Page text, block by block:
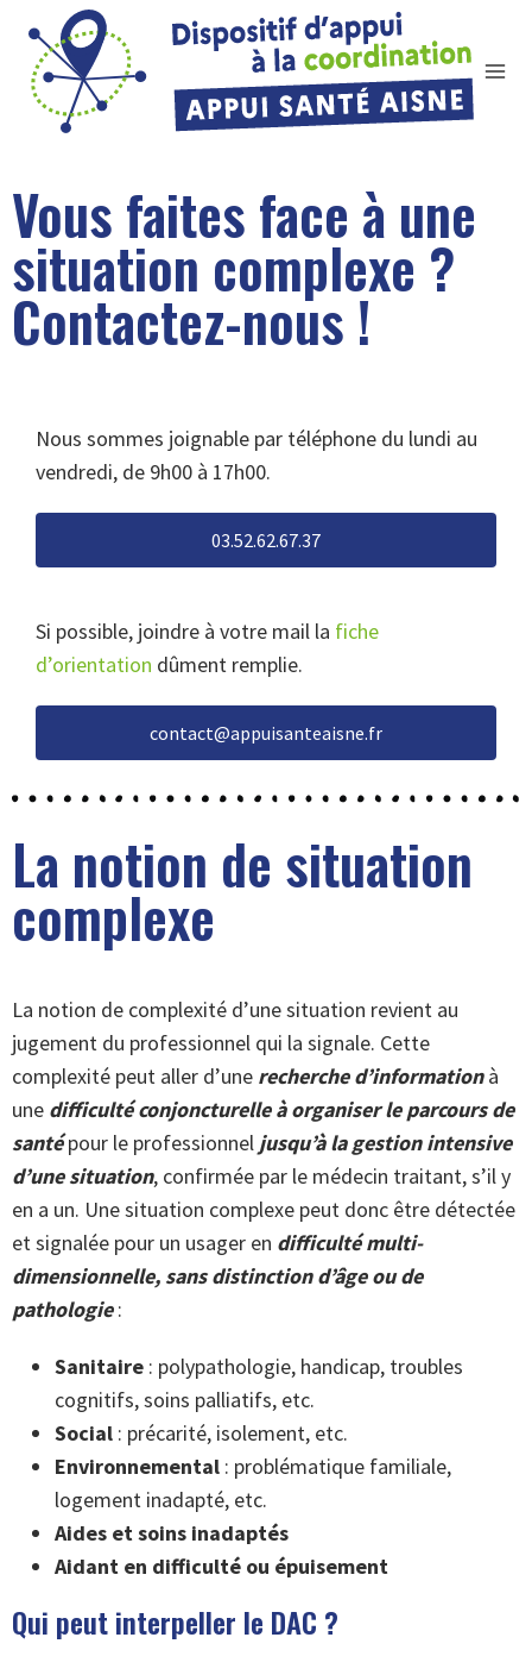
Vous faites face à une
situation complexe ?
Contactez-nous !
Nous sommes joignable par téléphone du lundi au
vendredi, de 9h00 à 17h00.
03.52.62.67.37
Si possible, joindre à votre mail la fiche
d’orientation dûment remplie.
contact@appuisanteaisne.fr
La notion de situation
complexe
La notion de complexité d’une situation revient au
jugement du professionnel qui la signale. Cette
complexité peut aller d’une recherche d’informationà
une difficulté conjoncturelle à organiser leparcours de
santépour le professionnel jusqu’à la gestion intensive
d’une situation, confirmée par le médecin traitant, s’il y
en a un. Une situation complexe peut donc être détectée
et signalée pour un usager en difficulté multi-
dimensionnelle, sans distinction d’âge ou de
pathologie:
Sanitaire : polypathologie, handicap, troubles
cognitifs, soins palliatifs, etc.
Social : précarité, isolement, etc.
Environnemental : problématique familiale,
logement inadapté, etc.
Aides et soins inadaptés
Aidant en difficulté ou épuisement
Qui peut interpeller le DAC ?